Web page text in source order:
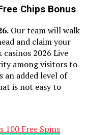
Chips Bonus
Our team will walk
and claim your
casinos 2026 Live
among visitors to
an added level of
is not easy to
100 Free Spins